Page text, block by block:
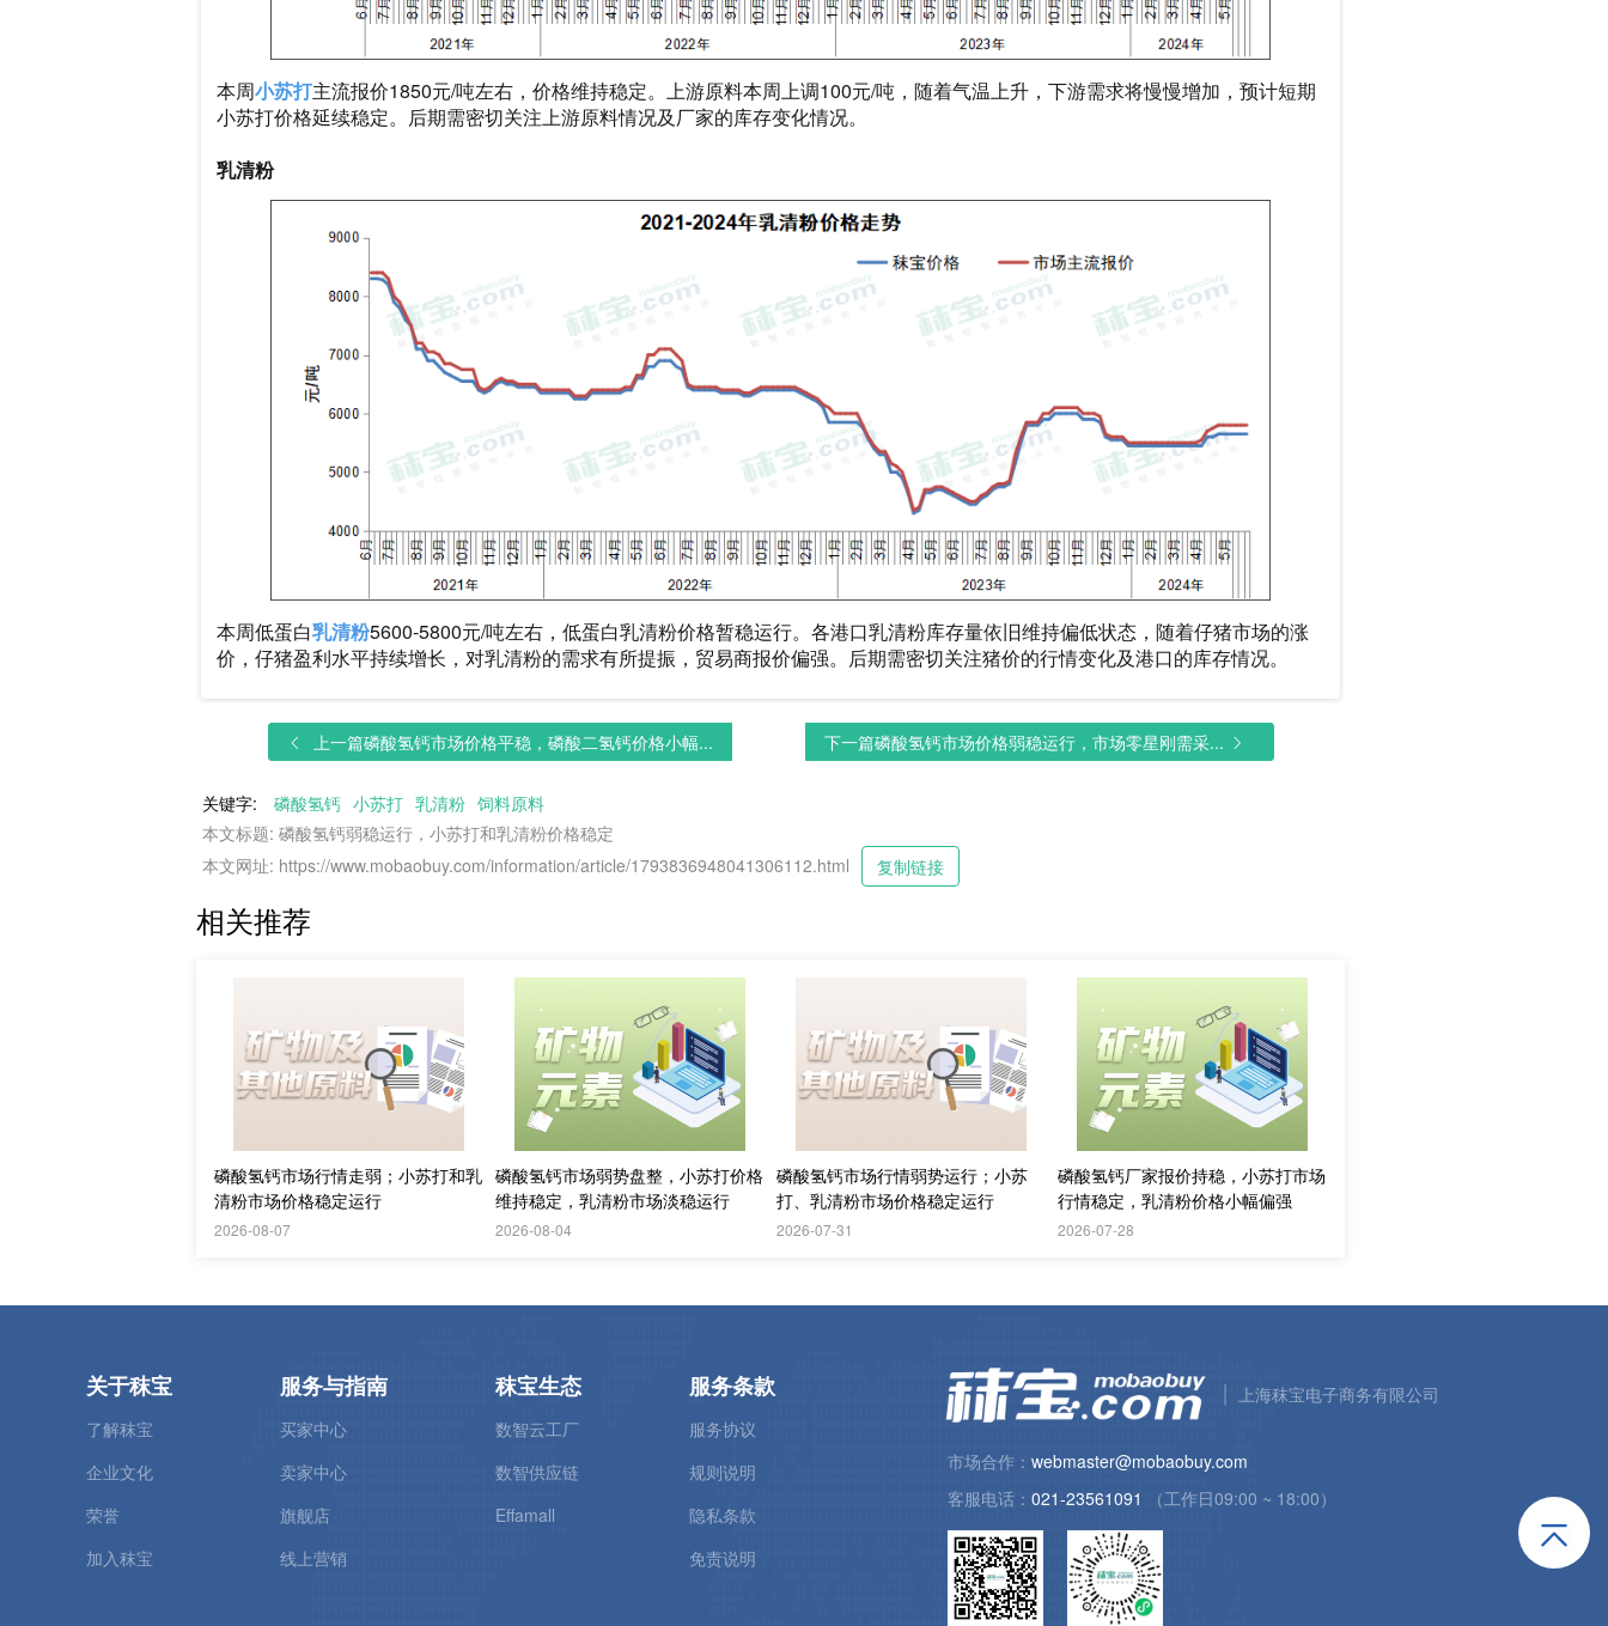
本周小苏打主流报价1850元/吨左右，价格维持稳定。上游原料本周上调100元/吨，随着气温上升，下游需求将慢慢增加，预计短期
小苏打价格延续稳定。后期需密切关注上游原料情况及厂家的库存变化情况。
乳清粉
本周低蛋白乳清粉5600-5800元/吨左右，低蛋白乳清粉价格暂稳运行。各港口乳清粉库存量依旧维持偏低状态，随着仔猪市场的涨
价，仔猪盈利水平持续增长，对乳清粉的需求有所提振，贸易商报价偏强。后期需密切关注猪价的行情变化及港口的库存情况。
上一篇磷酸氢钙市场价格平稳，磷酸二氢钙价格小幅... 下一篇磷酸氢钙市场价格弱稳运行，市场零星刚需采...
关键字: 磷酸氢钙 小苏打 乳清粉 饲料原料
本文标题: 磷酸氢钙弱稳运行，小苏打和乳清粉价格稳定
本文网址: https://www.mobaobuy.com/information/article/1793836948041306112.html
复制链接
相关推荐
磷酸氢钙市场行情走弱；小苏打和乳
清粉市场价格稳定运行
2026-08-07
磷酸氢钙市场弱势盘整，小苏打价格
维持稳定，乳清粉市场淡稳运行
2026-08-04
磷酸氢钙市场行情弱势运行；小苏
打、乳清粉市场价格稳定运行
2026-07-31
磷酸氢钙厂家报价持稳，小苏打市场
行情稳定，乳清粉价格小幅偏强
2026-07-28
关于秣宝
了解秣宝
企业文化
荣誉
加入秣宝
服务与指南
买家中心
卖家中心
旗舰店
线上营销
秣宝生态
数智云工厂
数智供应链
Effamall
服务条款
服务协议
规则说明
隐私条款
免责说明
上海秣宝电子商务有限公司
市场合作： webmaster@mobaobuy.com
客服电话： 021-23561091 （工作日09:00 ~ 18:00）